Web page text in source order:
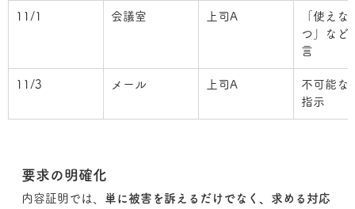
11/1 会議室 上司A
「使えな
つ」など
言
11/3 メール 上司A
不可能な
指示
要求の明確化
内容証明では、 単に被害を訴えるだけでなく、求める対応